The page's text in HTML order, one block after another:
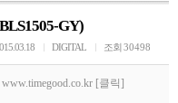
GY)
조회30498
DIGITAL
[클릭]